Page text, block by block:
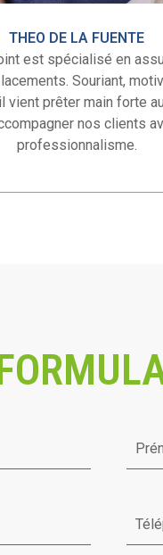
THEO DE LA FUENTE
est spécialisé en
Souriant,
vient prêter main forte
nos clients
professionnalisme.